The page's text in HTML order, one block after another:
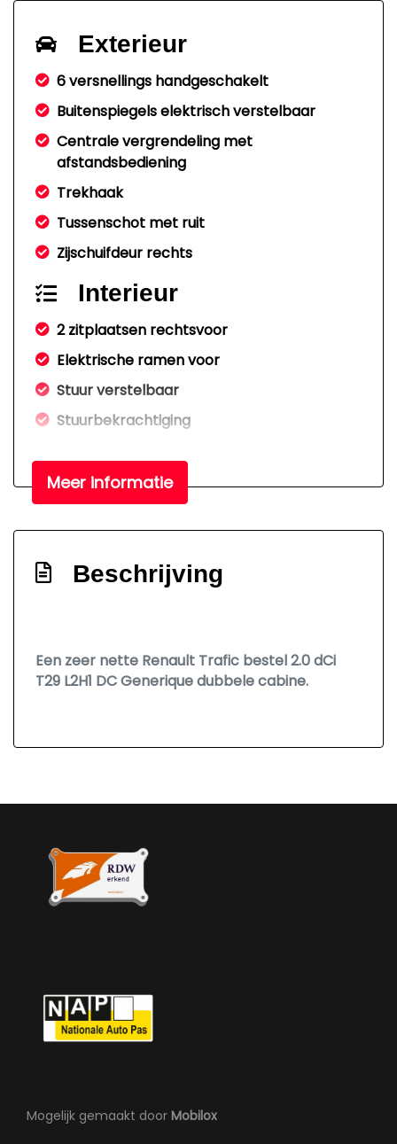
Exterieur
6 versnellings handgeschakelt
Buitenspiegels elektrisch verstelbaar
Centrale vergrendeling met
afstandsbediening
Trekhaak
Tussenschot met ruit
Zijschuifdeur rechts
Interieur
2 zitplaatsen rechtsvoor
Elektrische ramen voor
Stuur verstelbaar
Stuurbekrachtiging
Overige
Anti blokkeer systeem
Bestuurdersairbag
Meer informatie
Beschrijving
Een zeer nette Renault Trafic bestel 2.0 dCi
T29 L2H1 DC Generique dubbele cabine.
Mogelijk gemaakt door Mobilox